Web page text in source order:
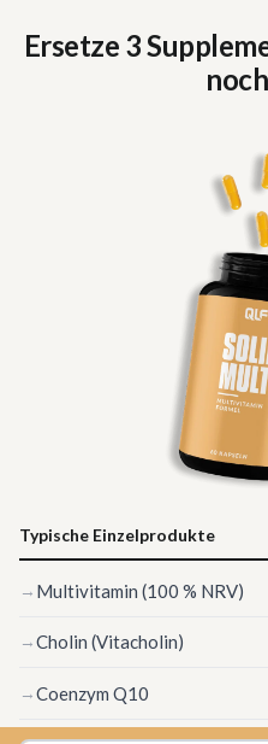
Ersetze 3
Typische Einzelprodukte
Multivitamin (100 % NRV)
Cholin (Vitacholin)
Coenzym Q10